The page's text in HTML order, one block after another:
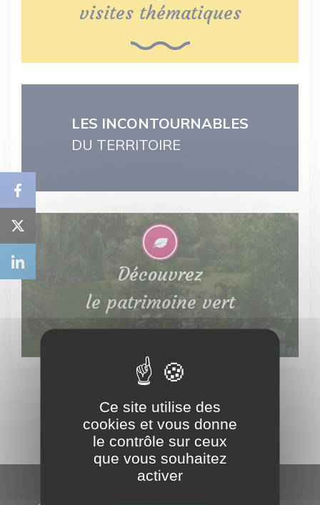
visites thématiques
LES INCONTOURNABLES
DU TERRITOIRE
Découvrez
le patrimoine vert
Ce site utilise des
cookies et vous donne
le contrôle sur ceux
que vous souhaitez
activer